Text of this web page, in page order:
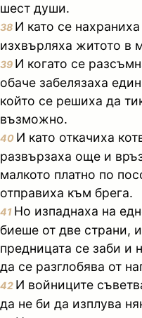
шест души.
38 И като се
изхвърляха житото в
39 И когато се
обаче забелязаха
който се решиха да
възможно.
40 И като откачиха
развързаха още и
малкото платно по
отправиха към брега.
41 Но изпаднаха на
биеше от две страни,
предницата се заби и
да се разглобява от
42 И войниците
да не би да изплува